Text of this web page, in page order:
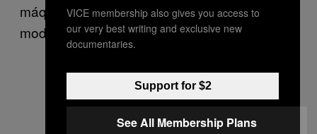
máquinas en vivo como mi sintetizador
modular portable y una TB-303.
VICE membership also gives you access to
our very best writing and exclusive new
documentaries.
Support for $2
See All Membership Plans